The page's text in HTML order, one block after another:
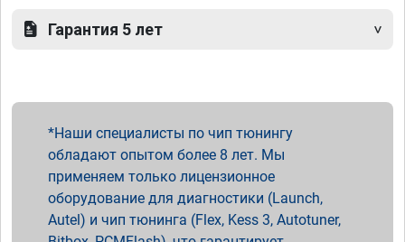
Гарантия 5 лет
Наши специалисты по чип тюнингу
обладают опытом более 8 лет. Мы
применяем только лицензионное
оборудование для диагностики (Launch,
Autel) и чип тюнинга (Flex, Kess 3, Autotuner,